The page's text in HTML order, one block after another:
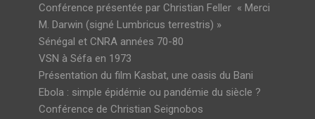
Conférence présentée par Christian Feller « Merci
M. Darwin (signé Lumbricus terrestris) »
Sénégal et CNRA années 70-80
VSN à Séfa en 1973
Présentation du film Kasbat, une oasis du Bani
Ebola : simple épidémie ou pandémie du siècle ?
Conférence de Christian Seignobos